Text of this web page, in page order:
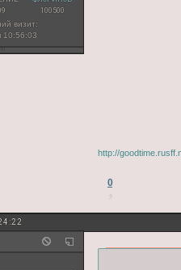
100500
визит:
10:56:03
http://
0